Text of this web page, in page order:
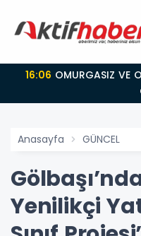
16:06
Anasayfa GÜNCEL
Yenilikçi